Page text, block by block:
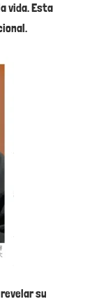
vida. Esta
su